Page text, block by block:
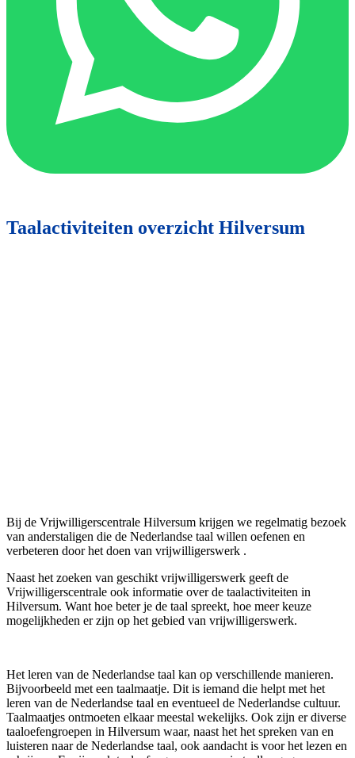
Taalactiviteiten overzicht Hilversum
Bij de Vrijwilligerscentrale Hilversum krijgen we regelmatig bezoek
van anderstaligen die de Nederlandse taal willen oefenen en
verbeteren door het doen van vrijwilligerswerk .
Naast het zoeken van geschikt vrijwilligerswerk geeft de
Vrijwilligerscentrale ook informatie over de taalactiviteiten in
Hilversum. Want hoe beter je de taal spreekt, hoe meer keuze
mogelijkheden er zijn op het gebied van vrijwilligerswerk.
Het leren van de Nederlandse taal kan op verschillende manieren.
Bijvoorbeeld met een taalmaatje. Dit is iemand die helpt met het
leren van de Nederlandse taal en eventueel de Nederlandse cultuur.
Taalmaatjes ontmoeten elkaar meestal wekelijks. Ook zijn er diverse
taaloefengroepen in Hilversum waar, naast het het spreken van en
luisteren naar de Nederlandse taal, ook aandacht is voor het lezen en